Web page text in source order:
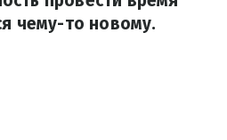
чему-то новому.